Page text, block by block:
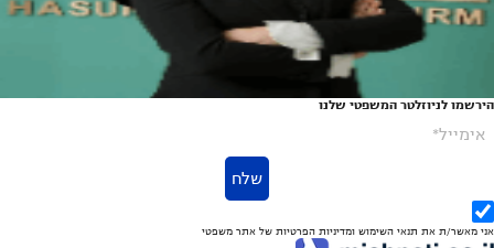
הירשמו לניוזלטר המשפטי שלנו
אימייל*
שלח
אני מאשר/ת את תנאי השימוש ומדיניות הפרטיות של אתר משפטי